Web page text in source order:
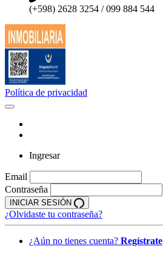
(+598) 2628 3254 / 099 884 544
Política de privacidad
Ingresar
Email
Contraseña
INICIAR SESIÓN
¿Olvidaste tu contraseña?
¿Aún no tienes cuenta? Regístrate